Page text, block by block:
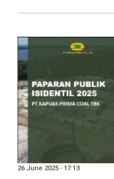
26 June 2025 - 17:13